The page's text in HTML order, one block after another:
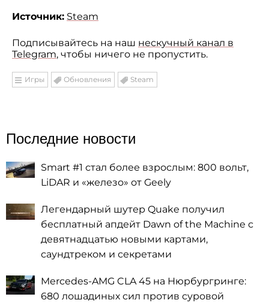
Источник: Steam
Подписывайтесь на наш нескучный канал в
Telegram, чтобы ничего не пропустить.
Игры Обновления Steam
Последние новости
Smart #1 стал более взрослым: 800 вольт,
LiDAR и «железо» от Geely
Легендарный шутер Quake получил
бесплатный апдейт Dawn of the Machine с
девятнадцатью новыми картами,
саундтреком и секретами
Mercedes-AMG CLA 45 на Нюрбургринге:
680 лошадиных сил против суровой